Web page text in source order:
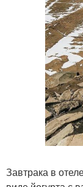
Завтрака в